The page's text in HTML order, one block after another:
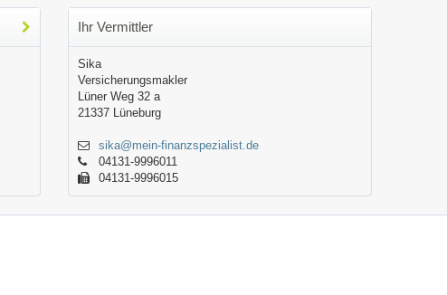
Ihr Vermittler
Sika
Versicherungsmakler
Lüner Weg 32 a
21337 Lüneburg
sika@mein-finanzspezialist.de
04131-9996011
04131-9996015